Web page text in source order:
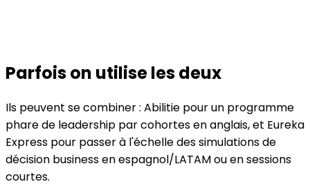
Parfois on utilise les deux
Ils peuvent se combiner : Abilitie pour un programme
phare de leadership par cohortes en anglais, et Eureka
Express pour passer à l'échelle des simulations de
décision business en espagnol/LATAM ou en sessions
courtes.